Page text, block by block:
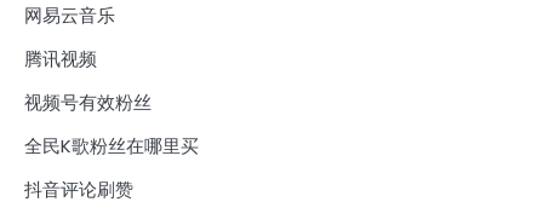
网易云音乐
腾讯视频
视频号有效粉丝
全民K歌粉丝在哪里买
抖音评论刷赞